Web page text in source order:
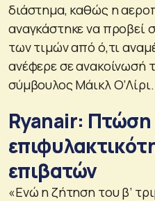
διάστημα, καθώς η
αναγκάστηκε να προβεί
των τιμών από ό,τι
ανέφερε σε ανακοίνωσή
σύμβουλος Μάικλ Ο’Λίρι.
Ryanair: Πτώση
επιβατών
«Ενώ η ζήτηση του β’